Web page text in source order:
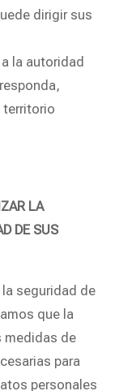
dirigir sus
la autoridad
territorio
LA
DE SUS
seguridad de
que la
medidas de
para
personales